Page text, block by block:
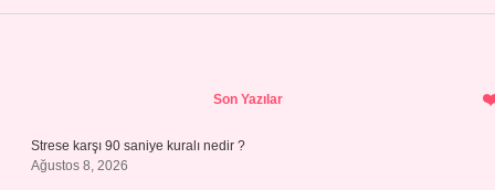
Son Yazılar
Strese karşı 90 saniye kuralı nedir ?
Ağustos 8, 2026